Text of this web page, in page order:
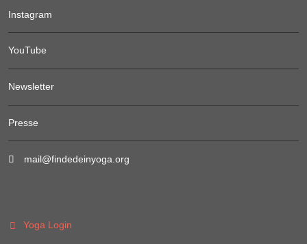
Instagram
YouTube
Newsletter
Presse
mail@findedeinyoga.org
Yoga Login